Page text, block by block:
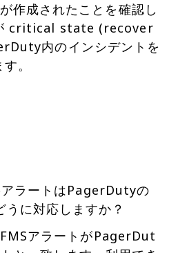
作成されたことを確認し
critical state (recover
内のインシデントを
。
ラートはPagerDutyの
うに対応しますか？
アラートがPagerDut